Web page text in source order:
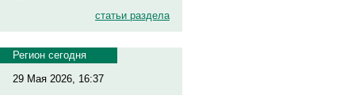
статьи раздела
Регион сегодня
29 Мая 2026, 16:37